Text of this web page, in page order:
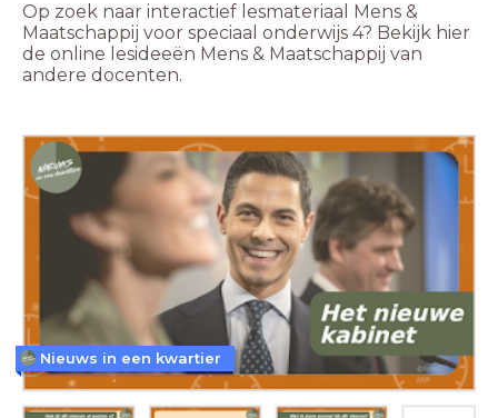
Op zoek naar interactief lesmateriaal Mens &
Maatschappij voor speciaal onderwijs 4? Bekijk hier
de online lesideeën Mens & Maatschappij van
andere docenten.
Nieuws in een kwartier